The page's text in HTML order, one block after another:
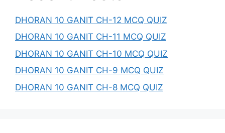
DHORAN 10 GANIT CH-12 MCQ QUIZ
DHORAN 10 GANIT CH-11 MCQ QUIZ
DHORAN 10 GANIT CH-10 MCQ QUIZ
DHORAN 10 GANIT CH-9 MCQ QUIZ
DHORAN 10 GANIT CH-8 MCQ QUIZ